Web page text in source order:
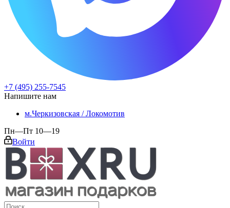
+7 (495) 255-7545
Напишите нам
м.Черкизовская / Локомотив
Пн—Пт 10—19
Войти